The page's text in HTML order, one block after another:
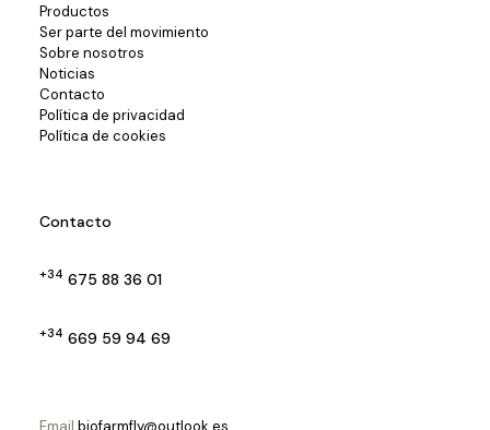
Productos
Ser parte del movimiento
Sobre nosotros
Noticias
Contacto
Política de privacidad
Política de cookies
Contacto
+34 675 88 36 01
+34 669 59 94 69
Email biofarmfly@outlook.es